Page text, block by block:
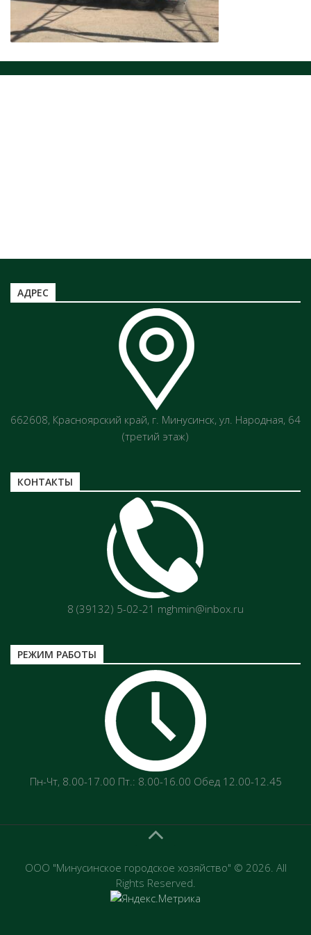
ЗАХОРОНЕНИЕ ОТХОДОВ
НОРМАТИВНЫЕ ДОКУМЕНТЫ
ЮРИДИЧЕСКИМ ЛИЦАМ
АДРЕС
662608, Красноярский край, г. Минусинск, ул. Народная, 64
(третий этаж)
КОНТАКТЫ
8 (39132) 5-02-21 mghmin@inbox.ru
РЕЖИМ РАБОТЫ
Пн-Чт‚ 8.00-17.00 Пт.: 8.00-16.00 Обед 12.00-12.45
ООО "Минусинское городское хозяйство" © 2026. All
Rights Reserved.